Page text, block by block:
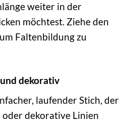
weiter in der
möchtest. Ziehe den
Faltenbildung zu
dekorativ
laufender Stich, der
dekorative Linien